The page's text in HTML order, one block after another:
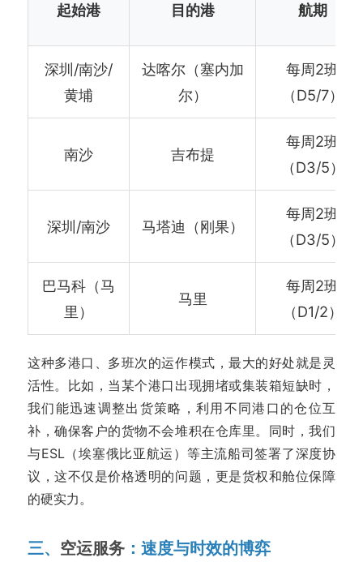
起始港 目的港 航期
深圳/南沙/
黄埔
达喀尔（塞内加
尔）
每周2班
（D5/7）
南沙 吉布提
每周2班
（D3/5）
深圳/南沙 马塔迪（刚果）
每周2班
（D3/5）
巴马科（马
里）
马里
每周2班
（D1/2）
这种多港口、多班次的运作模式，最大的好处就是灵
活性。比如，当某个港口出现拥堵或集装箱短缺时，
我们能迅速调整出货策略，利用不同港口的仓位互
补，确保客户的货物不会堆积在仓库里。同时，我们
与ESL（埃塞俄比亚航运）等主流船司签署了深度协
议，这不仅是价格透明的问题，更是货权和舱位保障
的硬实力。
三、 空运服务 ：速度与时效的博弈